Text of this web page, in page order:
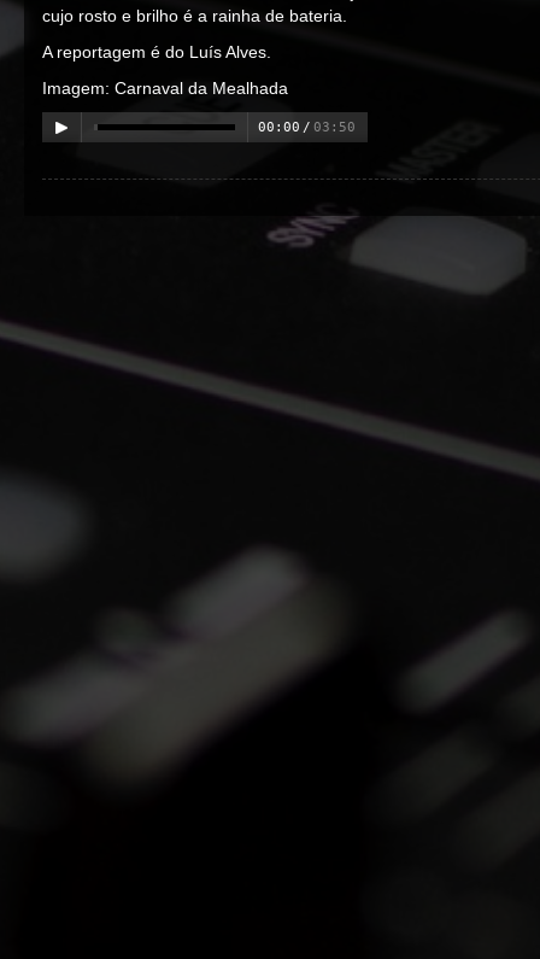
cujo rosto e brilho é a rainha de bateria.
A reportagem é do Luís Alves.
Imagem: Carnaval da Mealhada
00:00 / 03:50
00:00 / 00:00